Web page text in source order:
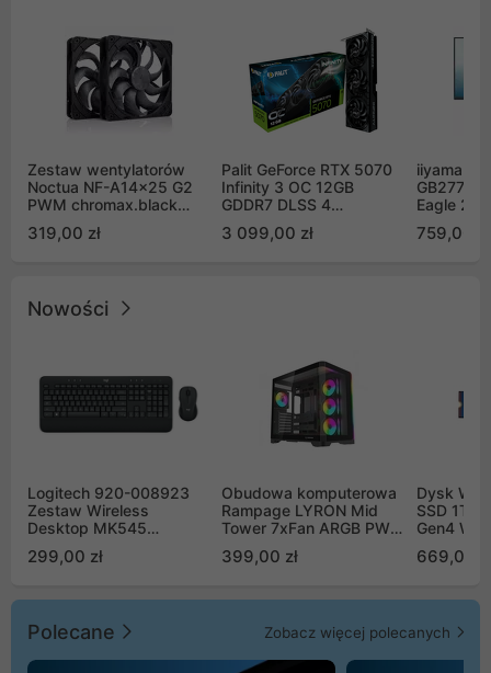
Zestaw wentylatorów
Noctua NF-A14x25 G2
PWM chromax.black
Push Pull (2szt)
319,00 zł
Palit GeForce RTX 5070
Infinity 3 OC 12GB
GDDR7 DLSS 4
GB2050S)
3 099,00 zł
iiyama G-
Eagle 27"
759,00 zł
Nowości
Logitech 920-008923
Zestaw Wireless
Desktop MK545
299,00 zł
Obudowa komputerowa
Rampage LYRON Mid
Tower 7xFan ARGB PWM
399,00 zł
Dysk WD
SSD 1TB
Gen4
669,00
Polecane Zobacz więcej polecanych